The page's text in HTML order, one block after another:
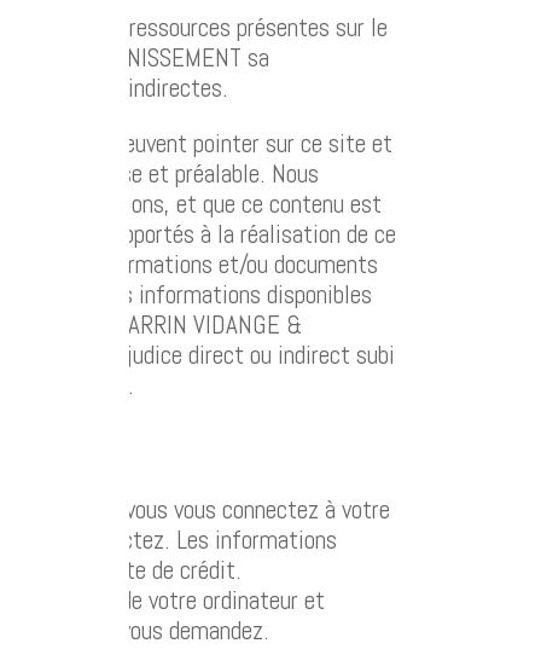
d’autres ressources présentes sur le
& ASSAINISSEMENT sa
directes ou indirectes.
qui peuvent pointer sur ce site et
expresse et préalable. Nous
ou omissions, et que ce contenu est
les soins apportés à la réalisation de ce
les informations et/ou documents
utiles. Les informations disponibles
titre, CHARRIN VIDANGE &
pour préjudice direct ou indirect subi
dans ce site.
lorsque vous vous connectez à votre
déconnectez. Les informations
et / ou carte de crédit.
à partir de votre ordinateur et
page que vous demandez.